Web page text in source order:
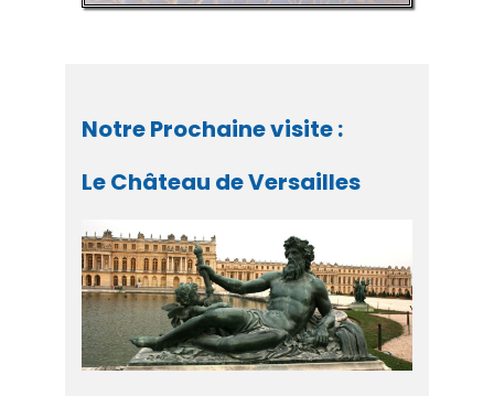
Notre Prochaine visite :
Le Château de Versailles